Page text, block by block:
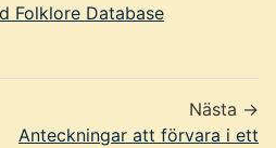
Folklore Database
Nästa →
Anteckningar att förvara i ett